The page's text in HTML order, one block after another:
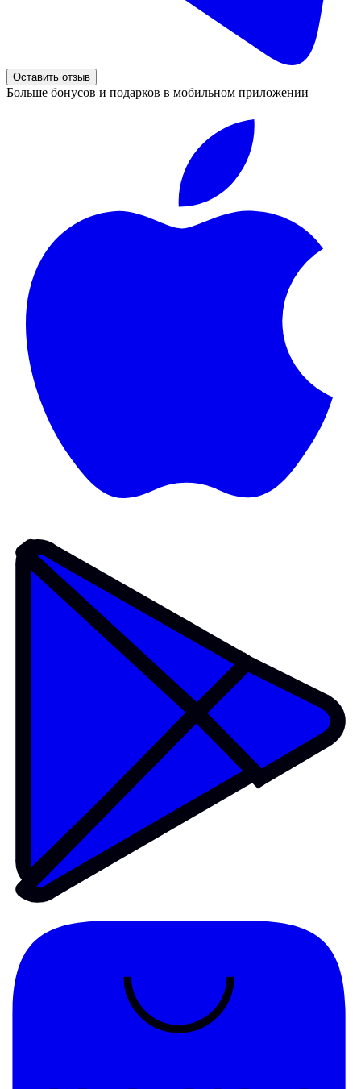
Оставить отзыв
Больше бонусов и подарков в мобильном приложении